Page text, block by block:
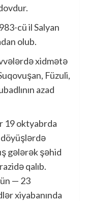
cü il Salyan
olub.
xidmətə
Füzuli,
azad
19 oktyabrda
gələrək şəhid
qalıb.
— 23
xiyabanında